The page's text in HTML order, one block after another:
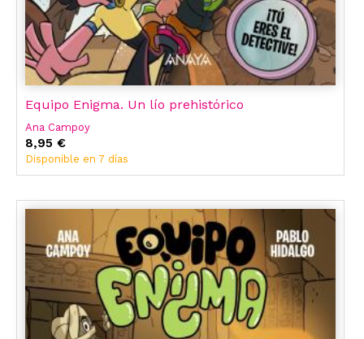
Equipo Enigma. Un lío prehistórico
Ana Campoy
8,95 €
Disponible en 7 días